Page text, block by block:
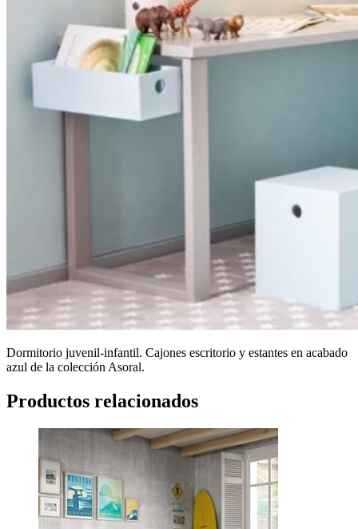
Dormitorio juvenil-infantil. Cajones escritorio y estantes en acabado
azul de la colección Asoral.
Productos relacionados